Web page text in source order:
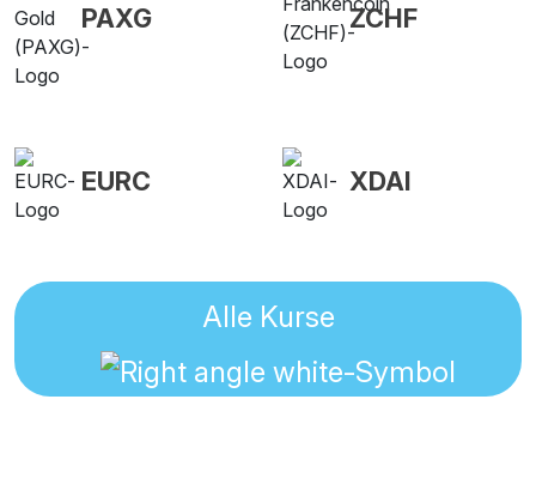
PAXG ZCHF
EURC XDAI
Alle Kurse